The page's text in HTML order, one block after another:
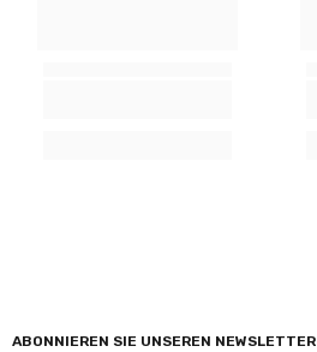
ABONNIEREN SIE UNSEREN NEWSLETTER